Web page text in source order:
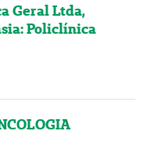
Geral Ltda,
Policlínica